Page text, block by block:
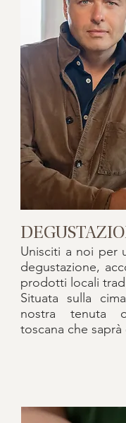
Unisciti a noi per
degustazione,
prodotti locali
Situata sulla
nostra tenuta
toscana che